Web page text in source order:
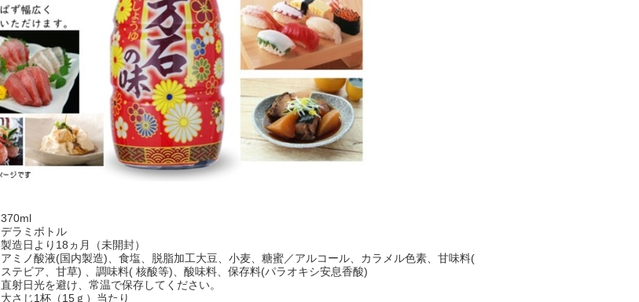
370ml
デラミボトル
製造日より18ヵ月（未開封）
アミノ酸液(国内製造)、食塩、脱脂加工大豆、小麦、糖蜜／アルコール、カラメル色素、甘味料(
ステビア、甘草) 、調味料( 核酸等)、酸味料、保存料(パラオキシ安息香酸)
直射日光を避け、常温で保存してください。
大さじ1杯（15ｇ）当たり